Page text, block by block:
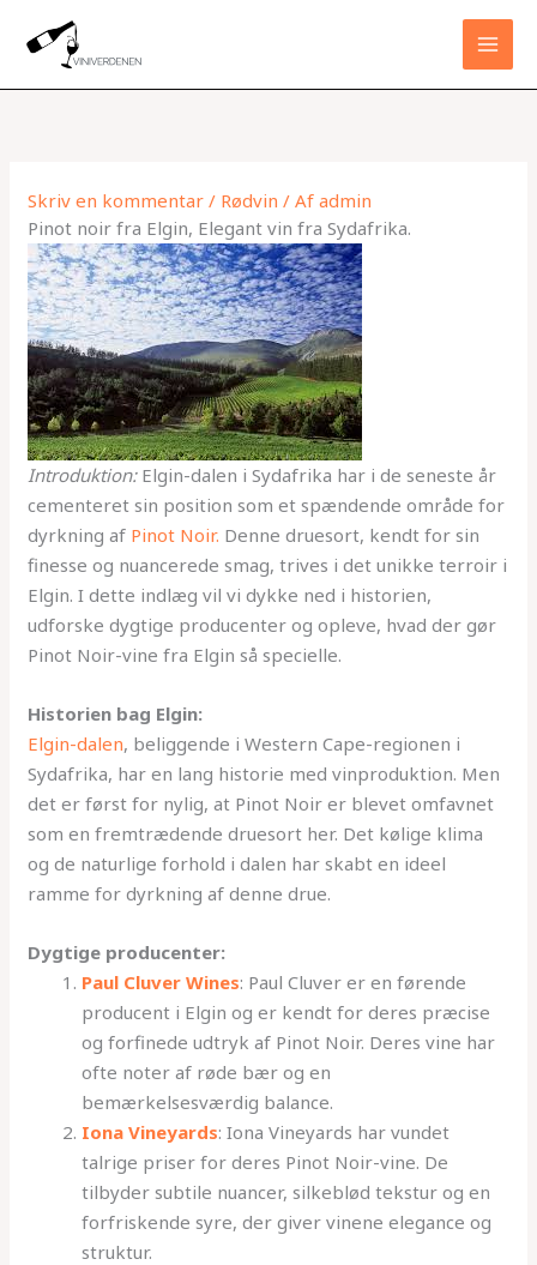
indholdet
Skriv en kommentar / Rødvin / Afadmin
Pinot noir fra Elgin, Elegant vin fra Sydafrika.
Introduktion:Elgin-dalen i Sydafrika har i de seneste år
cementeret sin position som et spændende område for
dyrkning af Pinot Noir. Denne druesort, kendt for sin
finesse og nuancerede smag, trives i det unikke terroir i
Elgin. I dette indlæg vil vi dykke ned i historien,
udforske dygtige producenter og opleve, hvad der gør
Pinot Noir-vine fra Elgin så specielle.
Historien bag Elgin:
Elgin-dalen, beliggende i Western Cape-regionen i
Sydafrika, har en lang historie med vinproduktion. Men
det er først for nylig, at Pinot Noir er blevet omfavnet
som en fremtrædende druesort her. Det kølige klima
og de naturlige forhold i dalen har skabt en ideel
ramme for dyrkning af denne drue.
Dygtige producenter:
Paul Cluver Wines: Paul Cluver er en førende
producent i Elgin og er kendt for deres præcise
og forfinede udtryk af Pinot Noir. Deres vine har
ofte noter af røde bær og en
bemærkelsesværdig balance.
Iona Vineyards: Iona Vineyards har vundet
talrige priser for deres Pinot Noir-vine. De
tilbyder subtile nuancer, silkeblød tekstur og en
forfriskende syre, der giver vinene elegance og
struktur.